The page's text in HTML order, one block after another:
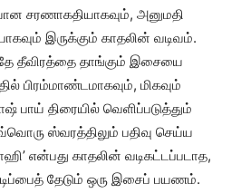
சரணாகதியாகவும், அனுமதி
இருக்கும் காதலின் வடிவம்.
தீவிரத்தை தாங்கும் இசையை
பிரம்மாண்டமாகவும், மிகவும்
பாய் திரையில் வெளிப்படுத்தும்
ஸ்வரத்திலும் பதிவு செய்ய
என்பது காதலின் வடிகட்டப்படாத,
தேடும் ஒரு இசைப் பயணம்.